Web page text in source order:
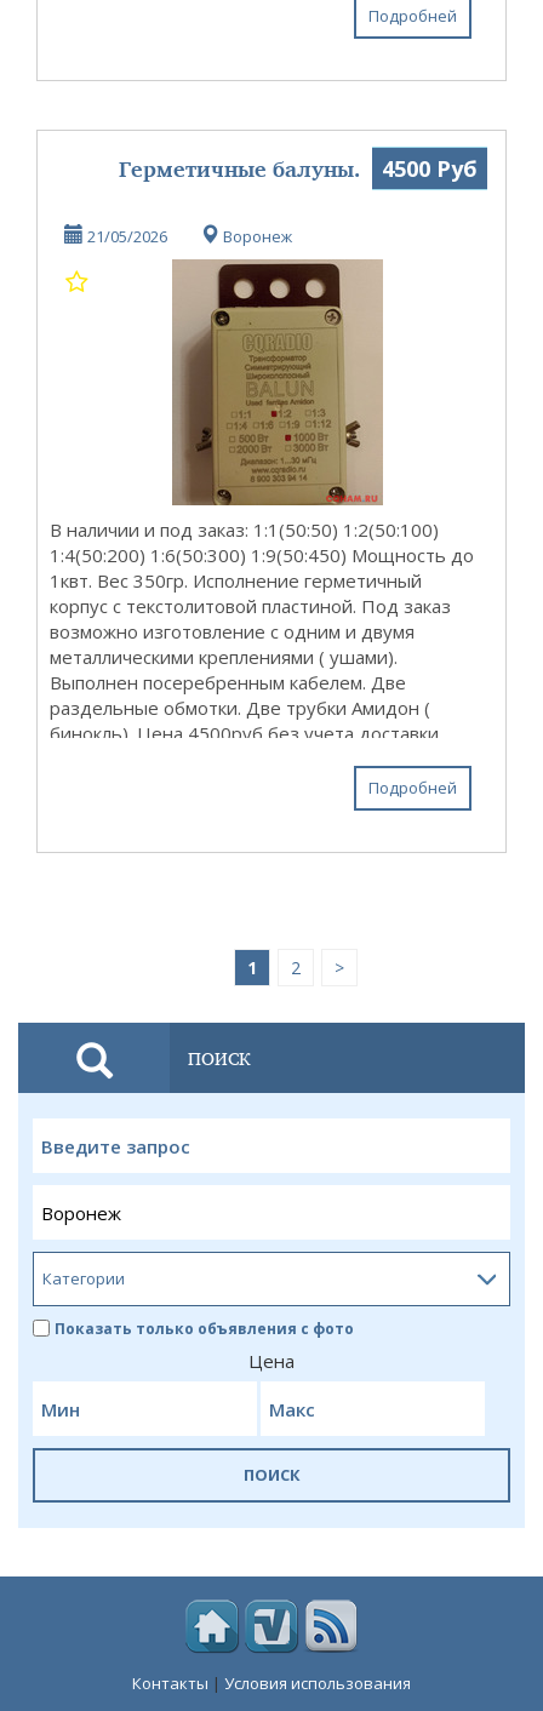
Подробней
Герметичные балуны. 4500 Руб
21/05/2026 Воронеж
В наличии и под заказ: 1:1(50:50) 1:2(50:100)
1:4(50:200) 1:6(50:300) 1:9(50:450) Мощность до
1квт. Вес 350гр. Исполнение герметичный
корпус с текстолитовой пластиной. Под заказ
возможно изготовление с одним и двумя
металлическими креплениями ( ушами).
Выполнен посеребренным кабелем. Две
раздельные обмотки. Две трубки Амидон (
бинокль). Цена 4500руб без учета доставки.
Подробней
1 2 >
ПОИСК
Показать только объявления с фото
Цена
ПОИСК
Контакты | Условия использования